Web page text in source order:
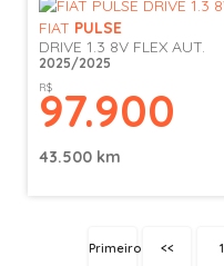
FIAT PULSE
DRIVE 1.3 8V FLEX AUT.
2025/2025
R$
97.900
43.500 km
Primeiro << 1